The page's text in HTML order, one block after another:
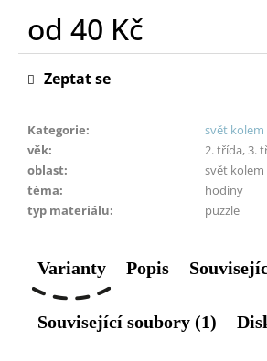
od 40 Kč
Měrná
cena:
Kategorie:
svět kolem
věk:
2. třída, 3.
oblast:
svět kolem
téma:
hodiny
typ materiálu: puzzle
Zeptat se
Varianty Popis
Související soubory (1)
u